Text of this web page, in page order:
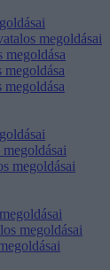
megoldásai
megoldása
megoldása
megoldása
megoldásai
megoldásai